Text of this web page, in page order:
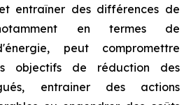
entraîner des différences de
en termes de
peut compromettre
objectifs de réduction des
entrainer des actions